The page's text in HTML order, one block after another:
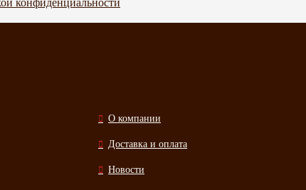
О компании
Доставка и оплата
Новости